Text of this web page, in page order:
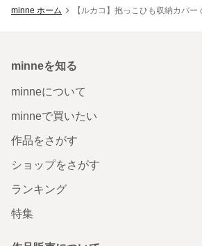
minne ホーム 【ルカコ】抱っこひも収納カバー
minneを知る
minneについて
minneで買いたい
作品をさがす
ショップをさがす
ランキング
特集